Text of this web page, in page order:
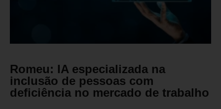
Romeu: IA especializada na
inclusão de pessoas com
deficiência no mercado de trabalho